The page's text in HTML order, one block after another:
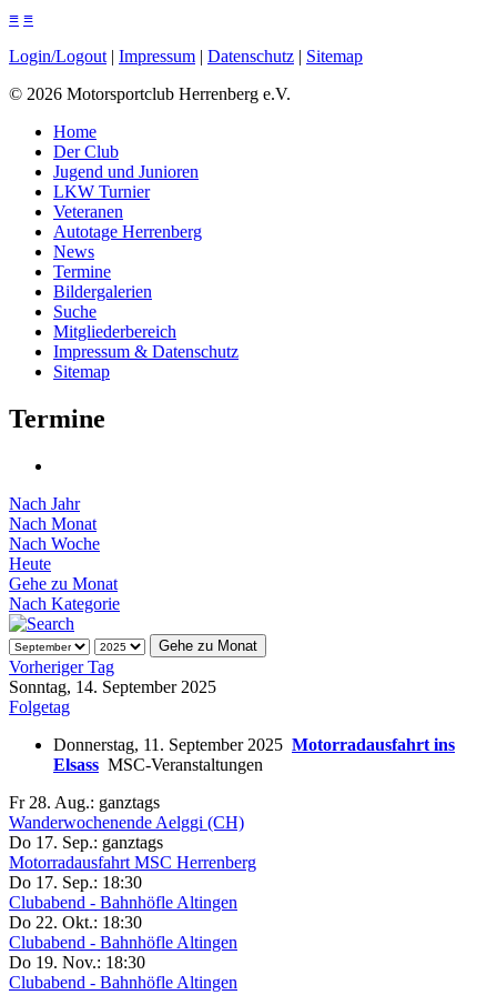
≡ ≡
Login/Logout | Impressum | Datenschutz | Sitemap
© 2026 Motorsportclub Herrenberg e.V.
Home
Der Club
Jugend und Junioren
LKW Turnier
Veteranen
Autotage Herrenberg
News
Termine
Bildergalerien
Suche
Mitgliederbereich
Impressum & Datenschutz
Sitemap
Termine
Nach Jahr
Nach Monat
Nach Woche
Heute
Gehe zu Monat
Nach Kategorie
Gehe zu Monat
Vorheriger Tag
Sonntag, 14. September 2025
Folgetag
Donnerstag, 11. September 2025 Motorradausfahrt ins
Elsass MSC-Veranstaltungen
Fr 28. Aug.: ganztags
Wanderwochenende Aelggi (CH)
Do 17. Sep.: ganztags
Motorradausfahrt MSC Herrenberg
Do 17. Sep.: 18:30
Clubabend - Bahnhöfle Altingen
Do 22. Okt.: 18:30
Clubabend - Bahnhöfle Altingen
Do 19. Nov.: 18:30
Clubabend - Bahnhöfle Altingen